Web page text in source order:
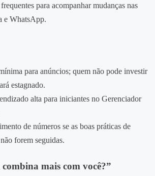
para acompanhar mudanças nas
e WhatsApp.
para anúncios; quem não pode investir
estagnado.
alta para iniciantes no Gerenciador
de números se as boas práticas de
forem seguidas.
mais com você?”